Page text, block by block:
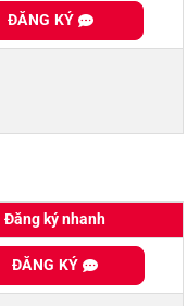
ĐĂNG KÝ
Đăng ký nhanh
ĐĂNG KÝ